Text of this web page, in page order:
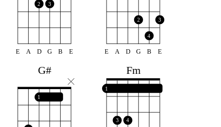
2 3
E A D G B E
2
4
3
E A D G B E
G#
1
Fm
1
3 4